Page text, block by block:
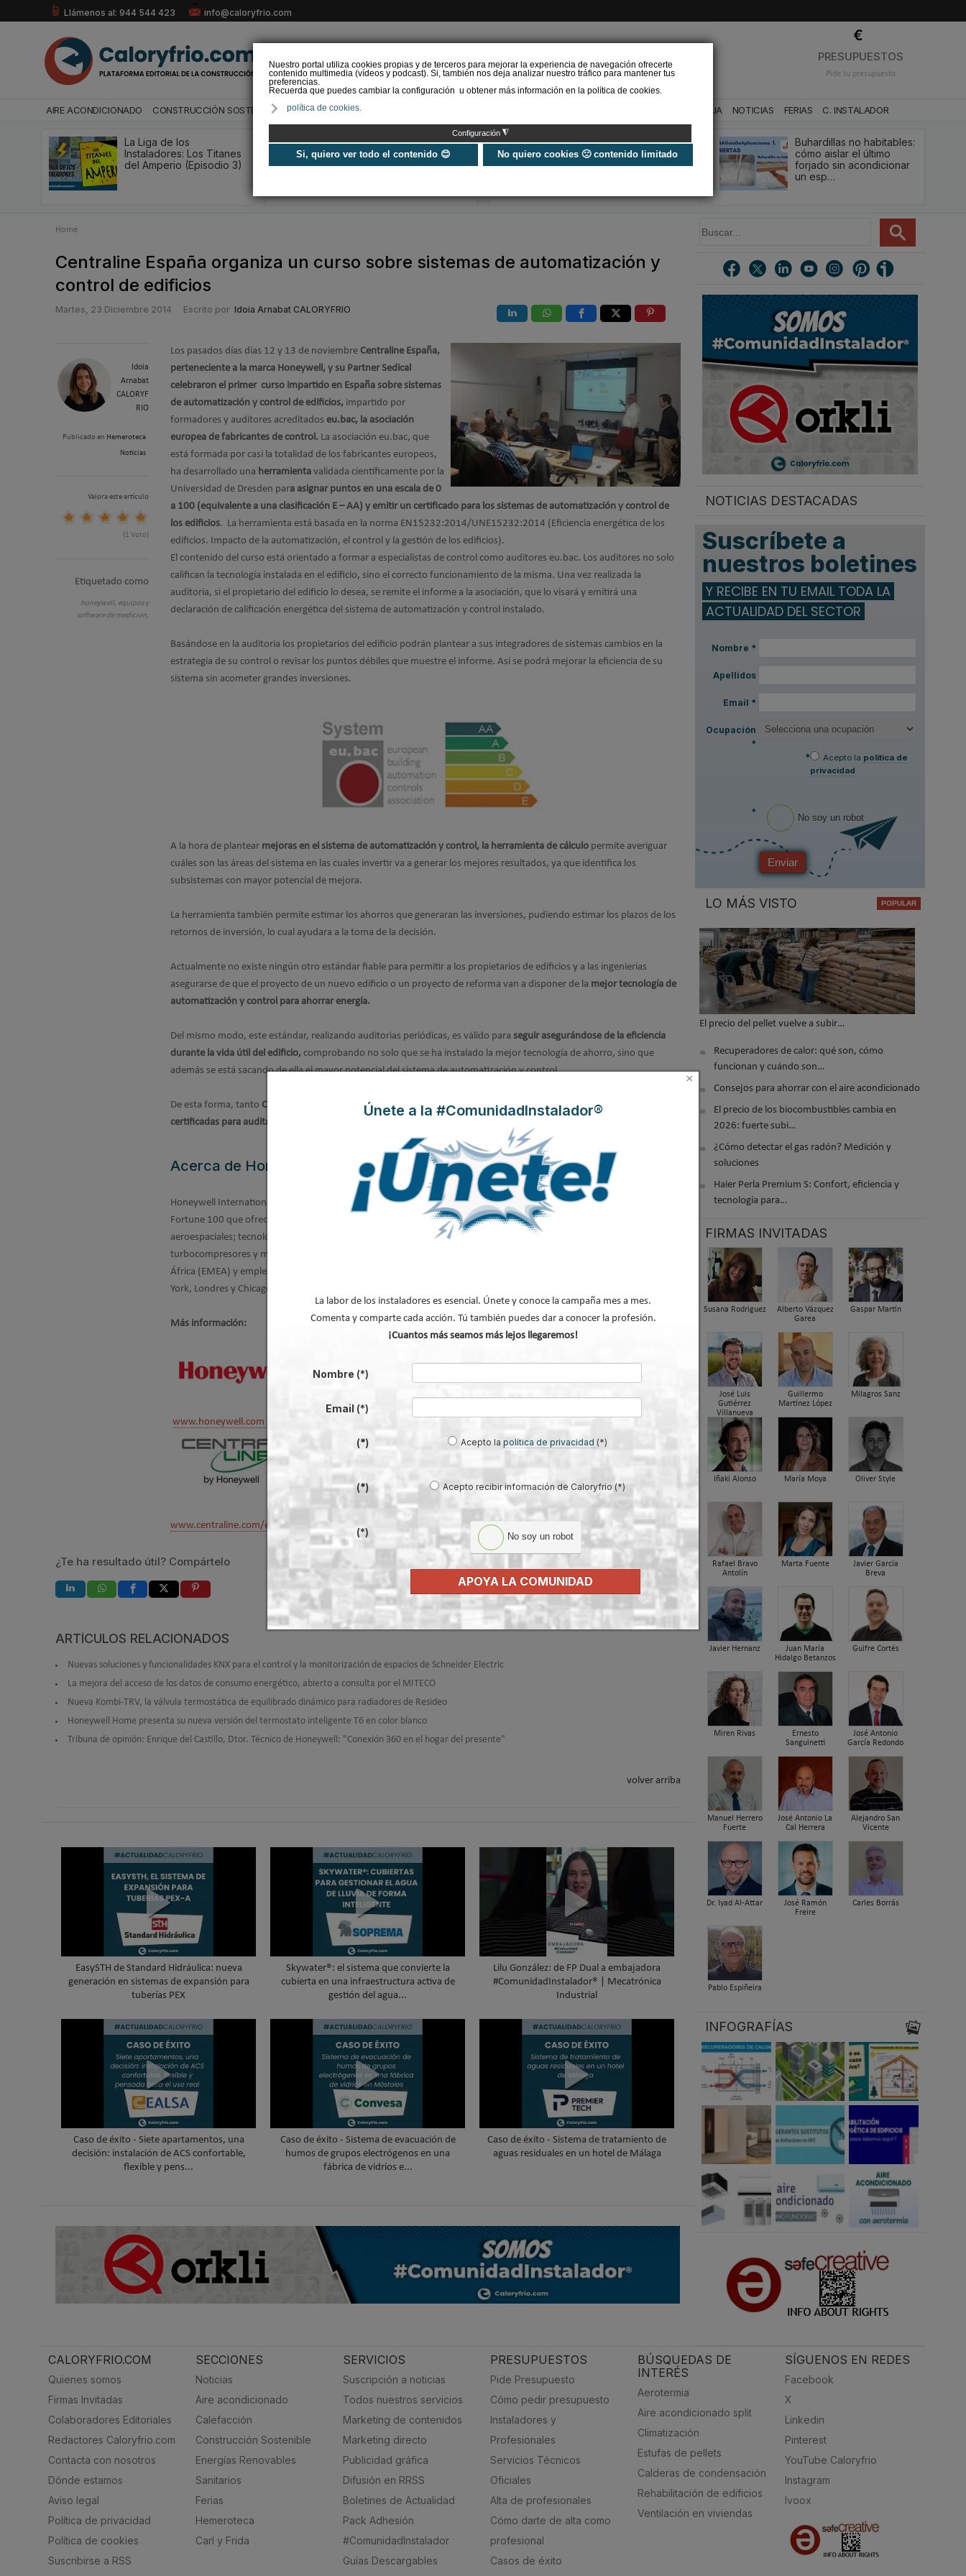
Nuestro portal utiliza cookies propias y de terceros para mejorar la experiencia de navegación ofrecerte
contenido multimedia (vídeos y podcast). Si, también nos deja analizar nuestro tráfico para mantener tus
preferencias.
Recuerda que puedes cambiar la configuración u obtener más información en la política de cookies.
política de cookies.
Configuración ◮
Si, quiero ver todo el contenido 😊 No quiero cookies 🙁 contenido limitado
Llámenos al: 944 544 423 info@caloryfrio.com
PRESUPUESTOS
Pide tu presupuesto
AIRE ACONDICIONADO CONSTRUCCIÓN SOSTENIBLE ENERGÍAS RENOVABLES BAÑO Y AGUA NOTICIAS FERIAS C. INSTALADOR
La Liga de los
Instaladores: Los Titanes
del Amperio (Episodio 3)
Universo Aniversario - Un
año, muchos momentos
Verifactu en
climatización: qué le va a
exigir la ley a tu
Buhardillas no habitables:
cómo aislar el último
forjado sin acondicionar
un esp…
Home
Centraline España organiza un curso sobre sistemas de automatización y
control de edificios
Martes, 23 Diciembre 2014 Escrito por Idoia Arnabat CALORYFRIO
Idoia
Arnabat
CALORYF
RIO
Publicado en Hemeroteca
Noticias
Valora este artículo
(1 Voto)
Etiquetado como
honeywell, equipos y
software de medicion,
Los pasados días días 12 y 13 de noviembre Centraline España,
perteneciente a la marca Honeywell, y su Partner Sedical
celebraron el primer curso impartido en España sobre sistemas
de automatización y control de edificios, impartido por
formadores y auditores acreditados eu.bac, la asociación
europea de fabricantes de control. La asociación eu.bac, que
está formada por casi la totalidad de los fabricantes europeos,
ha desarrollado una herramienta validada científicamente por la
Universidad de Dresden para asignar puntos en una escala de 0
a 100 (equivalente a una clasificación E – AA) y emitir un certificado para los sistemas de automatización y control de
los edificios. La herramienta está basada en la norma EN15232:2014/UNE15232:2014 (Eficiencia energética de los
edificios. Impacto de la automatización, el control y la gestión de los edificios).
El contenido del curso está orientado a formar a especialistas de control como auditores eu.bac. Los auditores no solo
califican la tecnología instalada en el edificio, sino el correcto funcionamiento de la misma. Una vez realizada la
auditoria, si el propietario del edificio lo desea, se remite el informe a la asociación, que lo visará y emitirá una
declaración de calificación energética del sistema de automatización y control instalado.
Basándose en la auditoria los propietarios del edificio podrán plantear a sus integradores de sistemas cambios en la
estrategia de su control o revisar los puntos débiles que muestre el informe. Así se podrá mejorar la eficiencia de su
sistema sin acometer grandes inversiones.
A la hora de plantear mejoras en el sistema de automatización y control, la herramienta de cálculo permite averiguar
cuáles son las áreas del sistema en las cuales invertir va a generar los mejores resultados, ya que identifica los
subsistemas con mayor potencial de mejora.
La herramienta también permite estimar los ahorros que generaran las inversiones, pudiendo estimar los plazos de los
retornos de inversión, lo cual ayudara a la toma de la decisión.
Actualmente no existe ningún otro estándar fiable para permitir a los propietarios de edificios y a las ingenierías
asegurarse de que el proyecto de un nuevo edificio o un proyecto de reforma van a disponer de la mejor tecnología de
automatización y control para ahorrar energía.
Del mismo modo, este estándar, realizando auditorias periódicas, es válido para seguir asegurándose de la eficiencia
durante la vida útil del edificio, comprobando no solo que se ha instalado la mejor tecnología de ahorro, sino que
además se está sacando de ella el mayor potencial del sistema de automatización y control.
De esta forma, tanto Centraline España como Sedical quedan habilitadas como las primeras firmas españolas
certificadas para auditar los sistemas de control con la metodología eu.bac.
Acerca de Honeywell
Honeywell International (www.honeywell.com) líder en tecnología y fabricación, es una empresa incluida en la lista
Fortune 100 que ofrece sus servicios diversificados a clientes de todo el mundo, que abarcan productos y servicios
aeroespaciales; tecnologías de control para edificios, viviendas e industrias, productos de automoción;
turbocompresores y materiales especiales. Honeywell opera en más de 35 países de la región Europa, Oriente Medio y
África (EMEA) y emplea a 30.000 personas en esta Región. Las acciones de Honeywell cotizan en las bolsas de Nueva
York, Londres y Chicago.
Más información:
www.honeywell.com
www.centraline.com/es/home/local.html
Modificado por última vez enJueves, 15 Abril 2021 10:35
¿Te ha resultado útil? Compártelo
ARTÍCULOS RELACIONADOS
Nuevas soluciones y funcionalidades KNX para el control y la monitorización de espacios de Schneider Electric
La mejora del acceso de los datos de consumo energético, abierto a consulta por el MITECO
Nueva Kombi-TRV, la válvula termostática de equilibrado dinámico para radiadores de Resideo
Honeywell Home presenta su nueva versión del termostato inteligente T6 en color blanco
Tribuna de opinión: Enrique del Castillo, Dtor. Técnico de Honeywell: "Conexión 360 en el hogar del presente"
volver arriba
EasySTH de Standard Hidráulica: nueva
generación en sistemas de expansión para
tuberías PEX
Skywater®: el sistema que convierte la
cubierta en una infraestructura activa de
gestión del agua...
Lilu González: de FP Dual a embajadora
#ComunidadInstalador® | Mecatrónica
Industrial
Caso de éxito - Siete apartamentos, una
decisión: instalación de ACS confortable,
flexible y pens...
Caso de éxito - Sistema de evacuación de
humos de grupos electrógenos en una
fábrica de vidrios e...
Caso de éxito - Sistema de tratamiento de
aguas residuales en un hotel de Málaga
u
r
NOTICIAS DESTACADAS
Suscríbete a
nuestros boletines
Y RECIBE EN TU EMAIL TODA LA
ACTUALIDAD DEL SECTOR
Nombre *
Apellidos
Email *
Ocupación
*
*
Acepto la política de
privacidad.
* No soy un robot
Enviar
LO MÁS VISTO
El precio del pellet vuelve a subir…
Recuperadores de calor: qué son, cómo
funcionan y cuándo son…
Consejos para ahorrar con el aire acondicionado
El precio de los biocombustibles cambia en
2026: fuerte subi…
¿Cómo detectar el gas radón? Medición y
soluciones
Haier Perla Premium S: Confort, eficiencia y
tecnología para…
FIRMAS INVITADAS
Susana Rodriguez
Alberto Vázquez
Garea
Gaspar Martín
José Luis
Gutiérrez
Villanueva
Guillermo
Martínez López
Milagros Sanz
Iñaki Alonso María Moya Oliver Style
Rafael Bravo
Antolín
Marta Fuente
Javier García
Breva
Javier Hernanz
Juan María
Hidalgo Betanzos
Guifre Cortés
Miren Rivas
Ernesto
Sanguinetti
José Antonio
García Redondo
Manuel Herrero
Fuerte
José Antonio La
Cal Herrera
Alejandro San
Vicente
Dr. Iyad Al-Attar
José Ramón
Freire
Carles Borrás
Pablo Espiñeira
INFOGRAFÍAS
CALORYFRIO.COM
Quienes somos
Firmas Invitadas
Colaboradores Editoriales
Redactores Caloryfrio.com
Contacta con nosotros
Dónde estamos
Aviso legal
Política de privacidad
Política de cookies
Suscribirse a RSS
SECCIONES
Noticias
Aire acondicionado
Calefacción
Construcción Sostenible
Energías Renovables
Sanitarios
Ferias
Hemeroteca
Carl y Frida
SERVICIOS
Suscripción a noticias
Todos nuestros servicios
Marketing de contenidos
Marketing directo
Publicidad gráfica
Difusión en RRSS
Boletines de Actualidad
Pack Adhesión
#ComunidadInstalador
Guías Descargables
PRESUPUESTOS
Pide Presupuesto
Cómo pedir presupuesto
Instaladores y
Profesionales
Servicios Técnicos
Oficiales
Alta de profesionales
Cómo darte de alta como
profesional
Casos de éxito
BÚSQUEDAS DE
INTERÉS
Aerotermia
Aire acondicionado split
Climatización
Estufas de pellets
Calderas de condensación
Rehabilitación de edificios
Ventilación en viviendas
SÍGUENOS EN REDES
Facebook
X
Linkedin
Pinterest
YouTube Caloryfrio
Instagram
Ivoox
×
Únete a la #ComunidadInstalador®
La labor de los instaladores es esencial. Únete y conoce la campaña mes a mes.
Comenta y comparte cada acción. Tú también puedes dar a conocer la profesión.
¡Cuantos más seamos más lejos llegaremos!
Nombre (*)
Email (*)
(*) Acepto lapolítica de privacidad (*)
(*) Acepto recibir información de Caloryfrio (*)
(*) No soy un robot
APOYA LA COMUNIDAD